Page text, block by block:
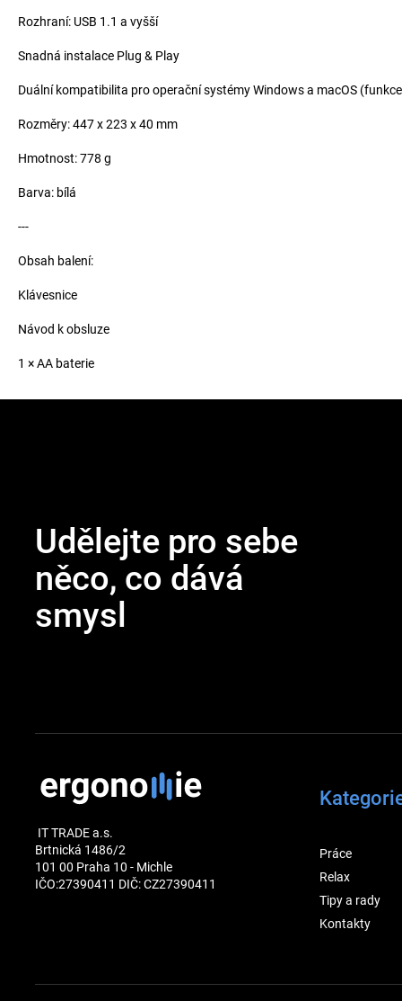
Rozhraní: USB 1.1 a vyšší
Snadná instalace Plug & Play
Duální kompatibilita pro operační systémy Windows a macOS
Rozměry: 447 x 223 x 40 mm
Hmotnost: 778 g
Barva: bílá
---
Obsah balení:
Klávesnice
Návod k obsluze
1 × AA baterie
t
í
Udělejte pro sebe
něco, co dává
smysl
IT TRADE a.s.
Brtnická 1486/2
101 00 Praha 10 - Michle
IČO:27390411 DIČ: CZ27390411
Práce
Relax
Tipy a rady
Kontakty